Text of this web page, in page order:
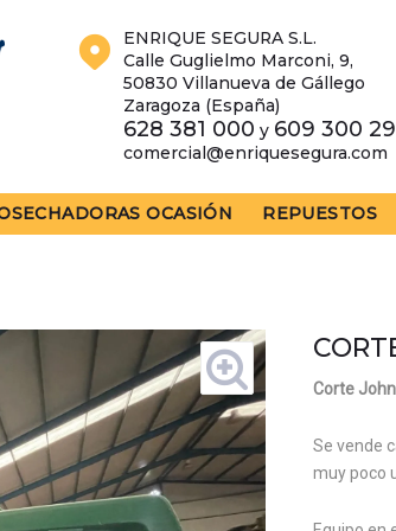
ENRIQUE SEGURA S.L.
Calle Guglielmo Marconi, 9,
50830 Villanueva de Gállego
Zaragoza (España)
628 381 000 y 609 300
comercial@enriquesegura.com
OCASIÓN REPUESTOS
Corte
Se vende
muy poco